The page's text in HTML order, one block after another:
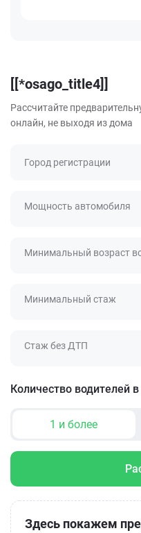
[[*osago_title4]]
Рассчитайте
онлайн, не выходя из дома
Город регистрации
Мощность автомобиля
Минимальный возраст
Минимальный стаж
Стаж без ДТП
Количество водителей
1 и более
Здесь покажем